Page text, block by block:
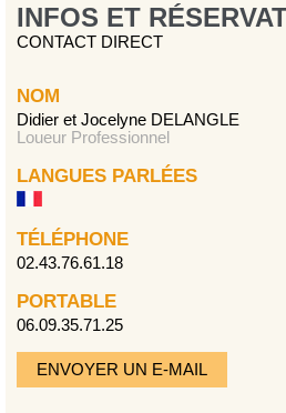
INFOS ET
CONTACT DIRECT
NOM
Didier et Jocelyne DELANGLE
Loueur Professionnel
LANGUES PARLÉES
TÉLÉPHONE
02.43.76.61.18
PORTABLE
06.09.35.71.25
ENVOYER UN E-MAIL